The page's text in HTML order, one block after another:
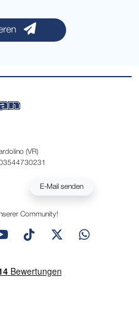
(VR)
E-Mail senden
Community!